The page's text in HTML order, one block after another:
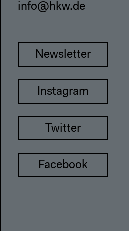
info@hkw.de
Newsletter
Instagram
Twitter
Facebook